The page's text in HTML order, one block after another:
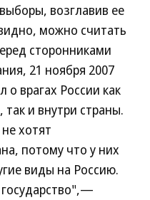
возглавив ее
можно считать
сторонниками
21 ноября 2007
о врагах России как
и внутри страны.
хотят
потому что у них
виды на Россию.